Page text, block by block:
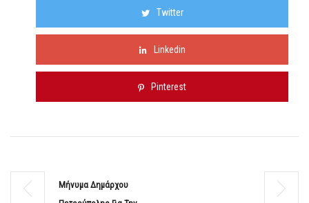
Twitter
Linkedin
Pinterest
Μήνυμα Δημάρχου